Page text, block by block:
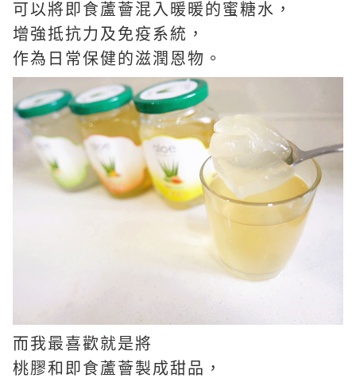
可以將即食蘆薈混入暖暖的蜜糖水，
增強抵抗力及免疫系統，
作為日常保健的滋潤恩物。
而我最喜歡就是將
桃膠和即食蘆薈製成甜品，